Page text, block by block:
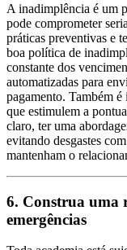
A inadimplência é um
pode comprometer
práticas preventivas e
boa política de
constante dos
automatizadas para
pagamento. Também
que estimulem a
claro, ter uma
evitando desgastes
mantenham o
6. Construa uma
emergências